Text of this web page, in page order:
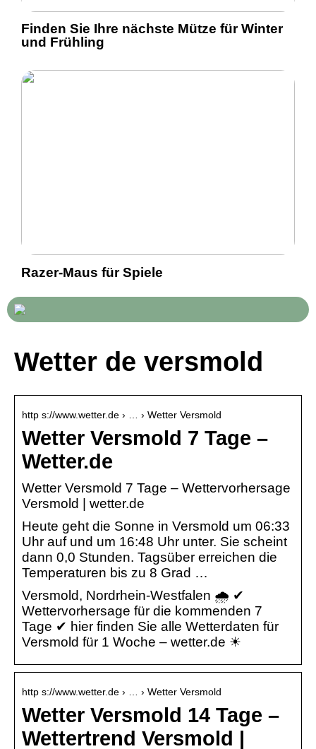
Finden Sie Ihre nächste Mütze für Winter
und Frühling
Razer-Maus für Spiele
Wetter de versmold
http s://www.wetter.de › … › Wetter Versmold
Wetter Versmold 7 Tage –
Wetter.de
Wetter Versmold 7 Tage – Wettervorhersage
Versmold | wetter.de
Heute geht die Sonne in Versmold um 06:33
Uhr auf und um 16:48 Uhr unter. Sie scheint
dann 0,0 Stunden. Tagsüber erreichen die
Temperaturen bis zu 8 Grad …
Versmold, Nordrhein-Westfalen 🌧️ ✔
Wettervorhersage für die kommenden 7
Tage ✔ hier finden Sie alle Wetterdaten für
Versmold für 1 Woche – wetter.de ☀
http s://www.wetter.de › … › Wetter Versmold
Wetter Versmold 14 Tage –
Wettertrend Versmold |